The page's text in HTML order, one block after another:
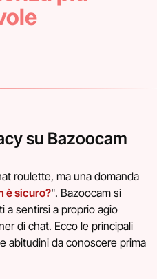
su Bazoocam
roulette, ma una domanda
è sicuro?". Bazoocam si
a sentirsi a proprio agio
di chat. Ecco le principali
abitudini da conoscere prima